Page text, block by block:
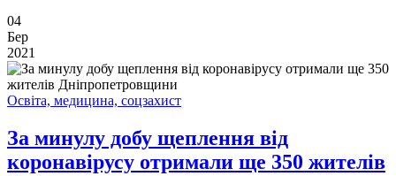
04
Бер
2021
Освіта, медицина, соцзахист
За минулу добу щеплення від
коронавірусу отримали ще 350 жителів